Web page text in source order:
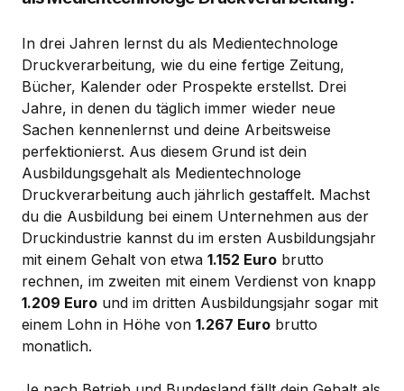
In drei Jahren lernst du als Medientechnologe
Druckverarbeitung, wie du eine fertige Zeitung,
Bücher, Kalender oder Prospekte erstellst. Drei
Jahre, in denen du täglich immer wieder neue
Sachen kennenlernst und deine Arbeitsweise
perfektionierst. Aus diesem Grund ist dein
Ausbildungsgehalt als Medientechnologe
Druckverarbeitung auch jährlich gestaffelt. Machst
du die Ausbildung bei einem Unternehmen aus der
Druckindustrie kannst du im ersten Ausbildungsjahr
mit einem Gehalt von etwa 1.152 Euro brutto
rechnen, im zweiten mit einem Verdienst von knapp
1.209 Euro und im dritten Ausbildungsjahr sogar mit
einem Lohn in Höhe von 1.267 Euro brutto
monatlich.